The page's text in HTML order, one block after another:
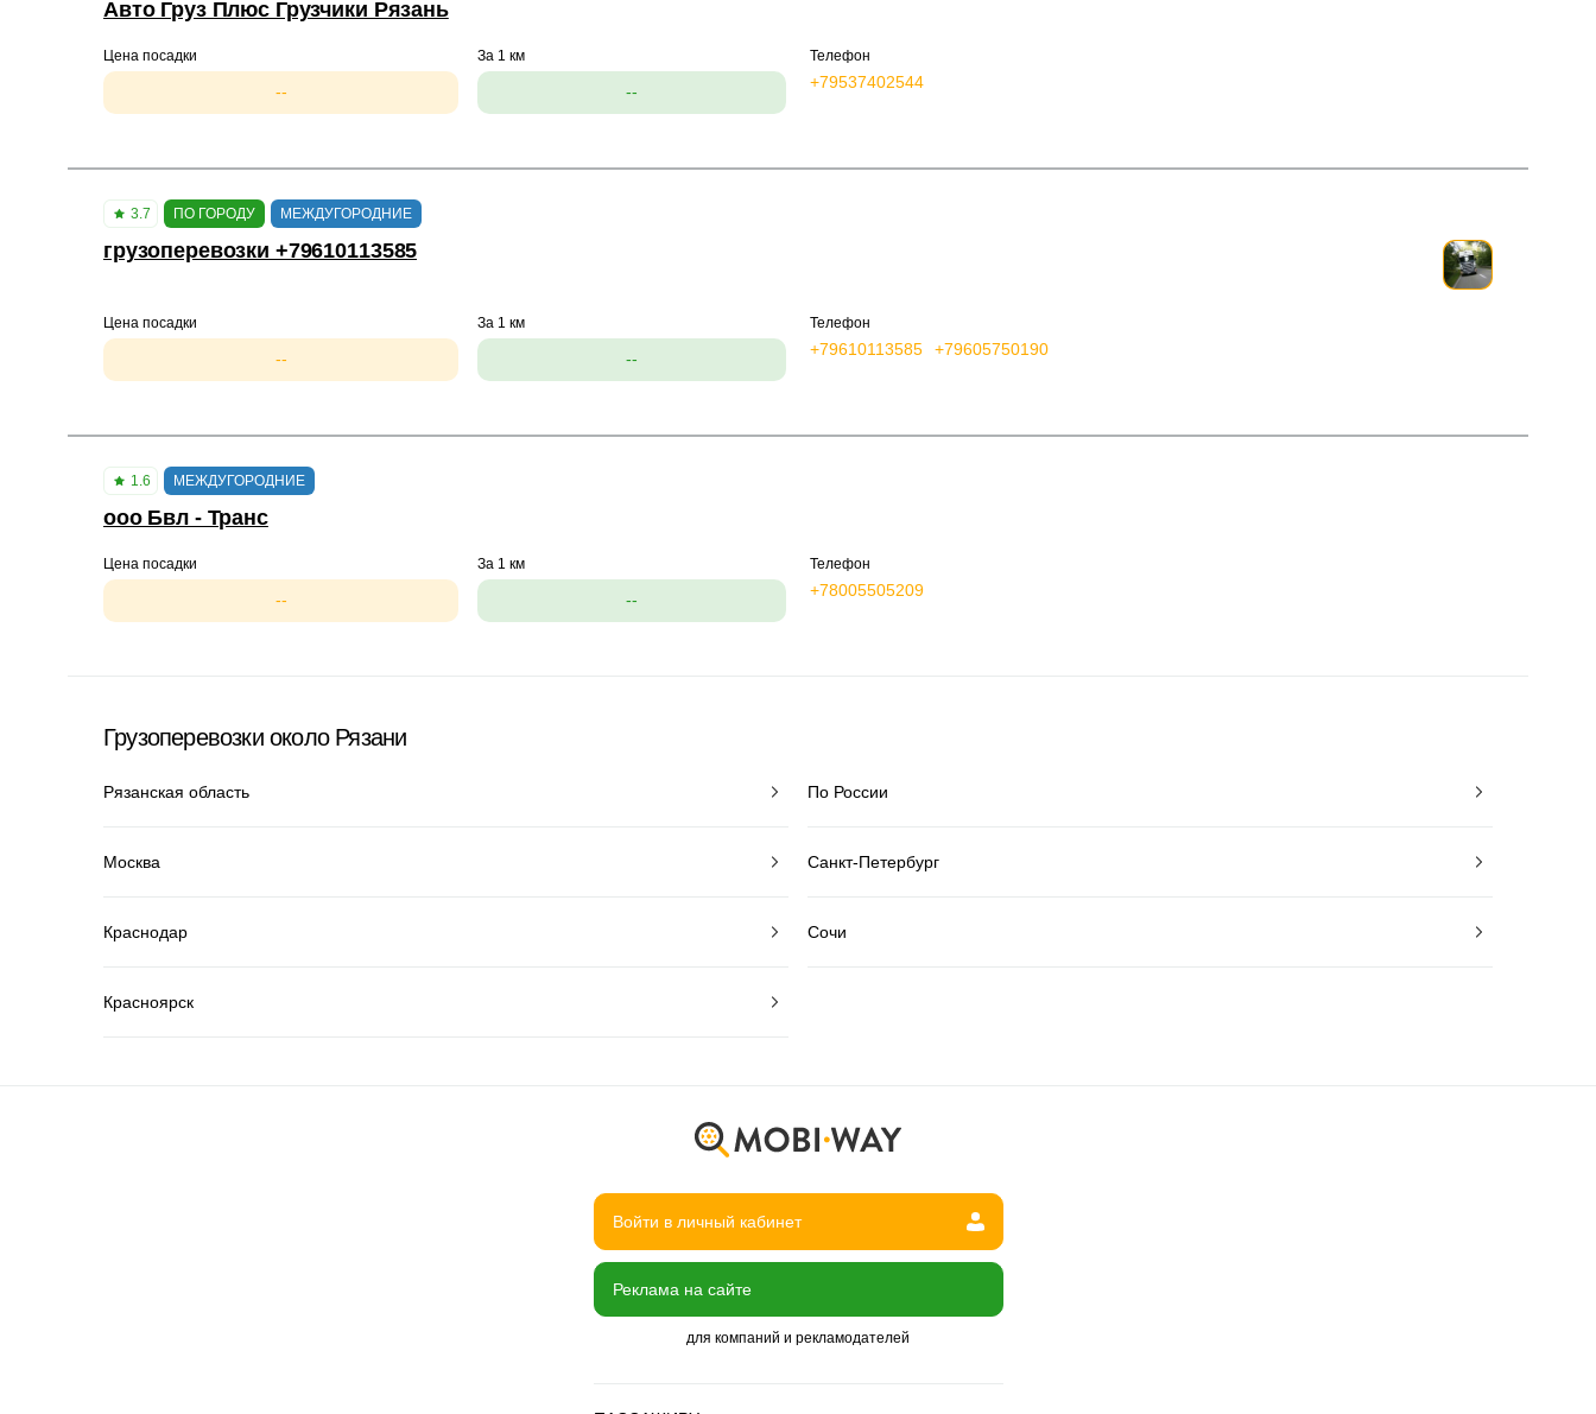
Авто Груз Плюс Грузчики Рязань
Цена посадки
--
За 1 км
--
Телефон
+79537402544
3.7 ПО ГОРОДУ МЕЖДУГОРОДНИЕ
грузоперевозки +79610113585
Цена посадки
--
За 1 км
--
Телефон
+79610113585 +79605750190
1.6 МЕЖДУГОРОДНИЕ
ооо Бвл - Транс
Цена посадки
--
За 1 км
--
Телефон
+78005505209
Грузоперевозки около Рязани
Рязанская область По России
Москва Санкт-Петербург
Краснодар Сочи
Красноярск
Войти в личный кабинет
Реклама на сайте
для компаний и рекламодателей